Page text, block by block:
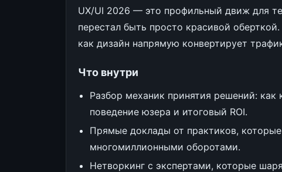
UX/UI 2026 — это профильный движ для
перестал быть просто красивой
как дизайн напрямую конвертирует
Что внутри
Разбор механик принятия решений:
поведение юзера и итоговый ROI.
Прямые доклады от практиков,
многомиллионными оборотами.
Нетворкинг с экспертами, которые